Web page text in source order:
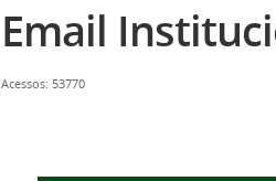
Email
Acessos: 53770